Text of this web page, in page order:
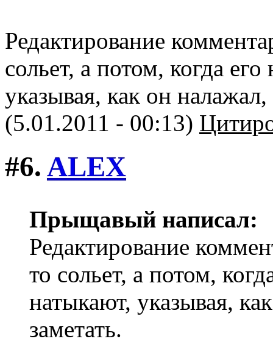
Редактирование
сольет, а потом, когда
указывая, как он
(5.01.2011 - 00:13)
#6. ALEX
Прыщавый написал:
Редактирование
то сольет, а потом,
натыкают, указывая,
заметать.